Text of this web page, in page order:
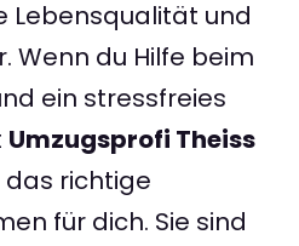
Lebensqualität und
Wenn du Hilfe beim
ein stressfreies
Umzugsprofi Theiss
richtige
für dich. Sie sind